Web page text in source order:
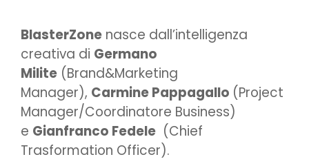
BlasterZone nasce dall’intelligenza
creativa di Germano
Milite (Brand&Marketing
Manager), Carmine Pappagallo (Project
Manager/Coordinatore Business)
e Gianfranco Fedele (Chief
Trasformation Officer).